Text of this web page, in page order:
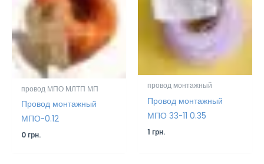
провод МПО МЛТП МП
Провод монтажный
МПО-0.12
0грн.
провод монтажный
Провод монтажный
МПО 33-11 0.35
1грн.